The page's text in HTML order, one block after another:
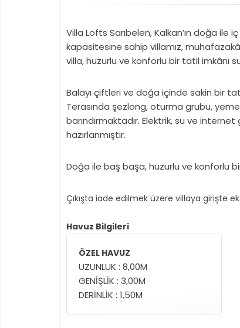
Villa Lofts Sarıbelen, Kalkan’ın doğa ile
kapasitesine sahip villamız,
villa, huzurlu ve konforlu bir tatil imkânı
Balayı çiftleri ve doğa içinde sakin bir
Terasında şezlong, oturma grubu,
barındırmaktadır. Elektrik, su ve
hazırlanmıştır.
Doğa ile baş başa, huzurlu ve konforlu
Çıkışta iade edilmek üzere villaya girişte
Havuz Bilgileri
ÖZEL HAVUZ
UZUNLUK : 8,00M
GENİŞLİK : 3,00M
DERİNLİK : 1,50M